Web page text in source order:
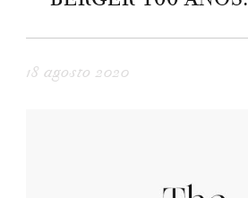
18 agosto 2020